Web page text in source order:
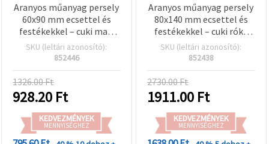
Aranyos műanyag persely
60x90 mm ecsettel és
festékekkel – cuki maci
nyuszis mintával
gyerekeknek, kreatív
SKU (leltári azonosító):
852446
1326.00 Ft
928.20 Ft
KEDVEZMÉNYEK
MENNYISÉGHEZ
Aranyos műanyag persely
80x140 mm ecsettel és
festékekkel – cuki róka
mintás gyerek kreatív
festő készlet
SKU (leltári azonosító):
852438
2730.00 Ft
1911.00 Ft
KEDVEZMÉNYEK
MENNYISÉGHEZ